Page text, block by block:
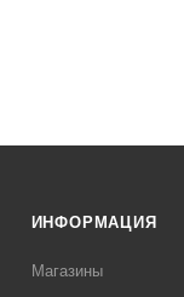
ИНФОРМАЦИЯ
Магазины